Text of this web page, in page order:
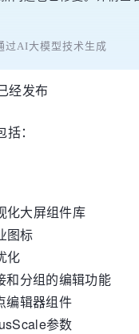
过AI大模型技术生成
经发布
：
化大屏组件库
图标
化
和分组的编辑功能
编辑器组件
参数